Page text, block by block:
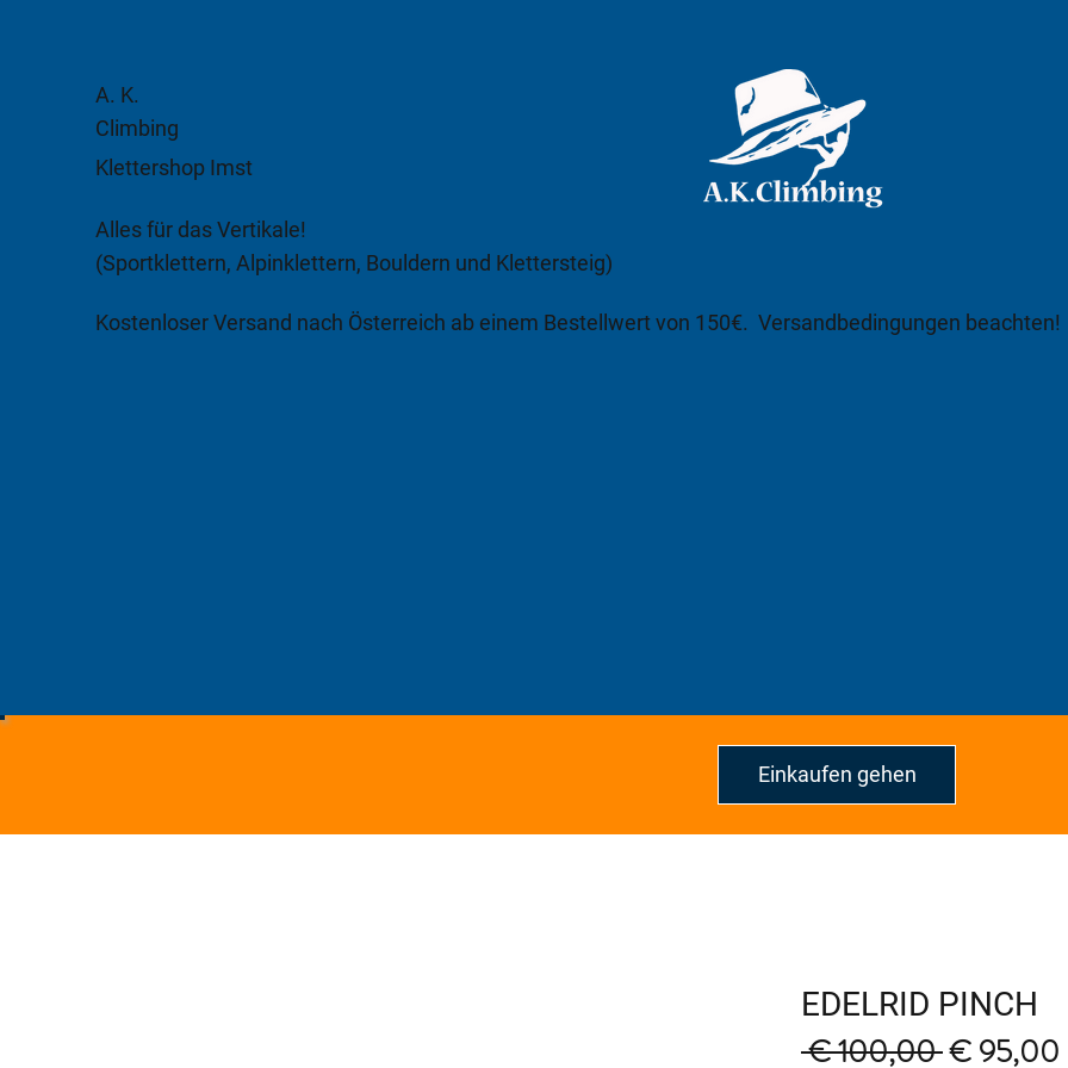
A. K.
Climbing
Klettershop Imst
Alles für das Vertikale!
(Sportklettern, Alpinklettern, Bouldern und Klettersteig)
Kostenloser Versand nach Österreich ab einem Bestellwert von 150€. Versandbedingungen beachten!
EDELRID PINCH
€ 100,00 Regular
€ 95,00
Einkaufen gehen